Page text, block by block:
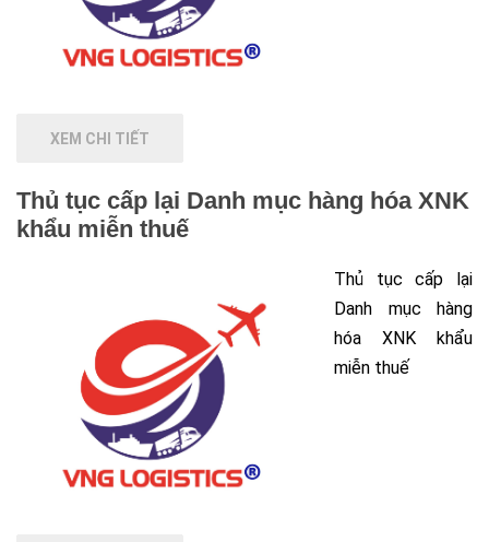
XEM CHI TIẾT
Thủ tục cấp lại Danh mục hàng hóa XNK
khẩu miễn thuế
Thủ tục cấp lại
Danh mục hàng
hóa XNK khẩu
miễn thuế